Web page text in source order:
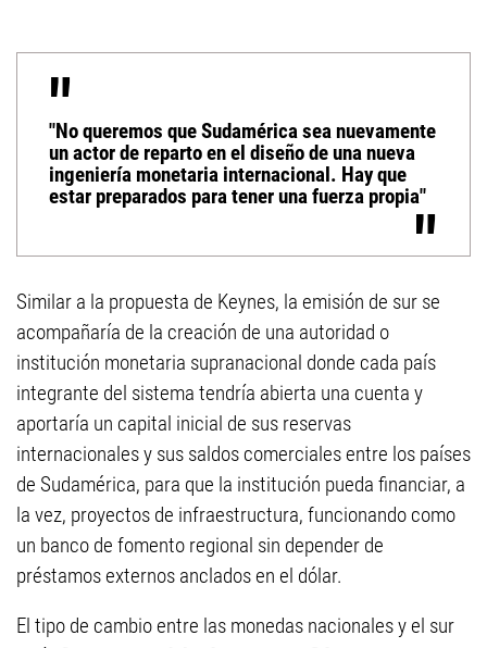
"No queremos que Sudamérica sea nuevamente
un actor de reparto en el diseño de una nueva
ingeniería monetaria internacional. Hay que
estar preparados para tener una fuerza propia"
Similar a la propuesta de Keynes, la emisión de sur se
acompañaría de la creación de una autoridad o
institución monetaria supranacional donde cada país
integrante del sistema tendría abierta una cuenta y
aportaría un capital inicial de sus reservas
internacionales y sus saldos comerciales entre los países
de Sudamérica, para que la institución pueda financiar, a
la vez, proyectos de infraestructura, funcionando como
un banco de fomento regional sin depender de
préstamos externos anclados en el dólar.
El tipo de cambio entre las monedas nacionales y el sur